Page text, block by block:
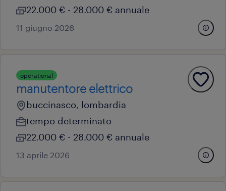
22.000 € - 28.000 € annuale
11 giugno 2026
operational
manutentore elettrico
buccinasco, lombardia
tempo determinato
22.000 € - 28.000 € annuale
13 aprile 2026